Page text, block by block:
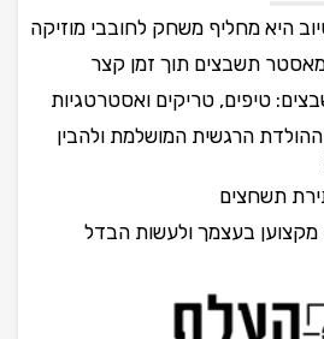
היא מחליף משחק לחובבי מוזיקה
תשבצים תוך זמן קצר
טיפים, טריקים ואסטרטגיות
הרגשית המושלמת ולהבין
תשחצים
מקצוען בעצמך ולעשות הבדל